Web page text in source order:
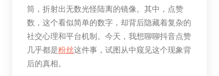
筒，折射出无数光怪陆离的镜像。其中，点赞
数，这个看似简单的数字，却背后隐藏着复杂的
社交心理和平台机制。今天，我想聊聊抖音点赞
几乎都是粉丝这件事，试图从中窥见这个现象背
后的真相。